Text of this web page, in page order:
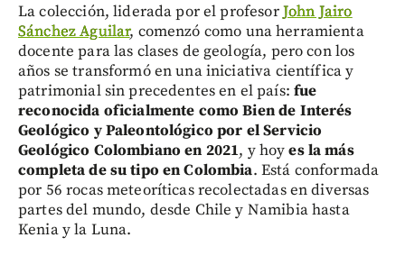
La colección, liderada por el profesorJohn Jairo
Sánchez Aguilar, comenzó como una herramienta
docente para las clases de geología, pero con los
años se transformó en una iniciativa científica y
patrimonial sin precedentes en el país: fue
reconocida oficialmente como Bien de Interés
Geológico y Paleontológico por el Servicio
Geológico Colombiano en 2021, y hoyes la más
completa de su tipo en Colombia. Está conformada
por 56 rocas meteoríticas recolectadas en diversas
partes del mundo, desde Chile y Namibia hasta
Kenia y la Luna.